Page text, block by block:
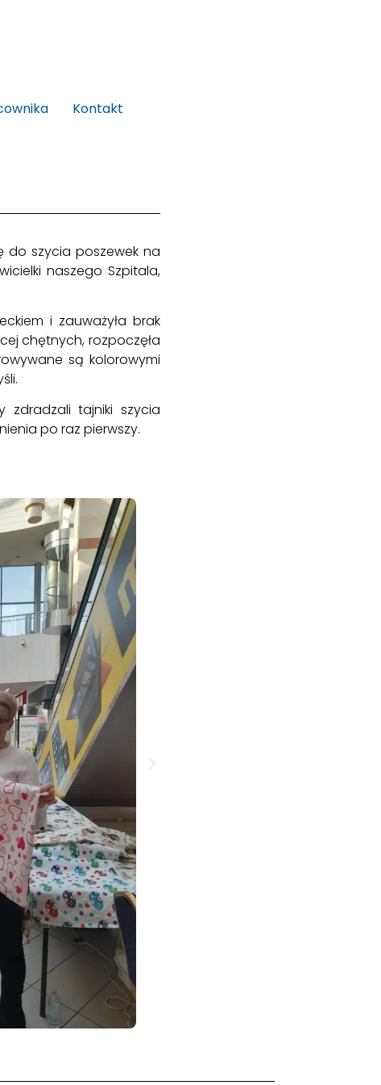
Kontakt
do szycia poszewek na
naszego Szpitala,
i zauważyła brak
chętnych, rozpoczęła
są kolorowymi
zdradzali tajniki szycia
po raz pierwszy.